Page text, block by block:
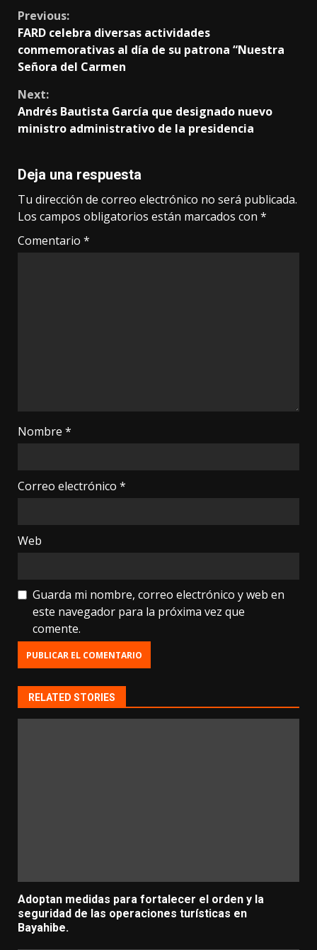
Continue
Reading
Previous:
FARD celebra diversas actividades
conmemorativas al día de su patrona “Nuestra
Señora del Carmen
Next:
Andrés Bautista García que designado nuevo
ministro administrativo de la presidencia
Deja una respuesta
Tu dirección de correo electrónico no será publicada.
Los campos obligatorios están marcados con *
Comentario *
Nombre *
Correo electrónico *
Web
Guarda mi nombre, correo electrónico y web en
este navegador para la próxima vez que
comente.
RELATED STORIES
Adoptan medidas para fortalecer el orden y la
seguridad de las operaciones turísticas en
Bayahibe.